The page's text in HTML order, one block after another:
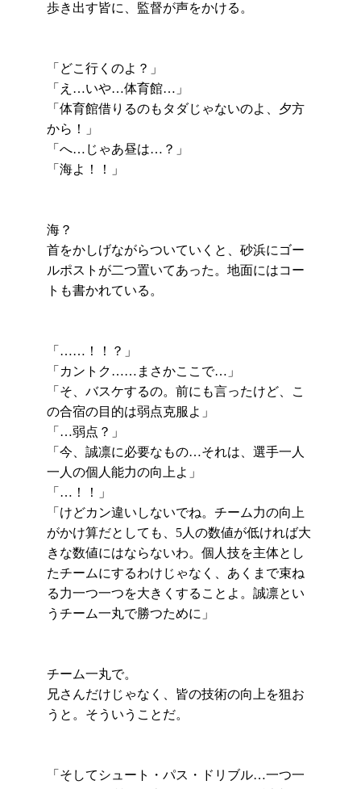
歩き出す皆に、監督が声をかける。
「どこ行くのよ？」
「え…いや…体育館…」
「体育館借りるのもタダじゃないのよ、夕方
から！」
「へ…じゃあ昼は…？」
「海よ！！」
海？
首をかしげながらついていくと、砂浜にゴー
ルポストが二つ置いてあった。地面にはコー
トも書かれている。
「……！！？」
「カントク……まさかここで…」
「そ、バスケするの。前にも言ったけど、こ
の合宿の目的は弱点克服よ」
「…弱点？」
「今、誠凛に必要なもの…それは、選手一人
一人の個人能力の向上よ」
「…！！」
「けどカン違いしないでね。チーム力の向上
がかけ算だとしても、5人の数値が低ければ大
きな数値にはならないわ。個人技を主体とし
たチームにするわけじゃなく、あくまで束ね
る力一つ一つを大きくすることよ。誠凛とい
うチーム一丸で勝つために」
チーム一丸で。
兄さんだけじゃなく、皆の技術の向上を狙お
うと。そういうことだ。
「そしてシュート・パス・ドリブル…一つ一